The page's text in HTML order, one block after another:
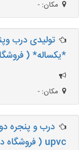
مکان: -
*یکساله* (
مکان: -
درب و پنجره
upvc ( فروشگاه درب )